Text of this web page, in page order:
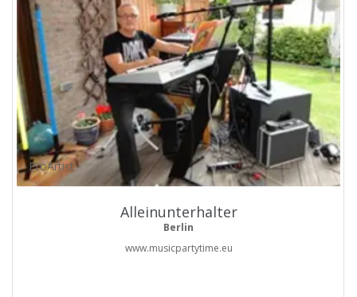
ProArtist
Alleinunterhalter
Berlin
www.musicpartytime.eu